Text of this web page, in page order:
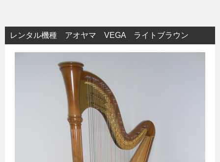
レンタル機種 アオヤマ VEGA ライトブラウン